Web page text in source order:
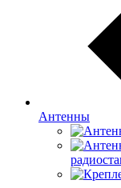
Антенны